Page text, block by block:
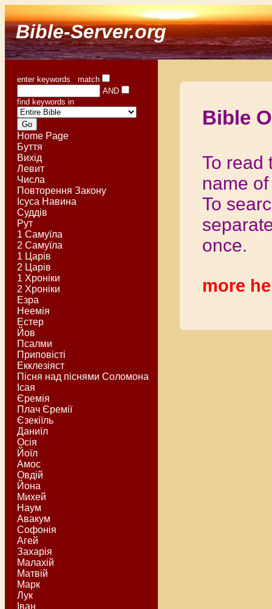
Bible-Server.org
enter keywords match
AND
find keywords in
Home Page
Буття
Вихід
Левит
Числа
Повторення Закону
Ісуса Навина
Суддів
Рут
1 Самуїла
2 Самуїла
1 Царів
2 Царів
1 Хроніки
2 Хроніки
Езра
Неемія
Естер
Йов
Псалми
Приповісті
Екклезіяст
Пісня над піснями Соломона
Ісая
Єремія
Плач Єремії
Єзекіїль
Даниїл
Осія
Йоїл
Амос
Овдій
Йона
Михей
Наум
Авакум
Софонія
Агей
Захарія
Малахій
Матвій
Марк
Лук
Іван
Bible
To read
name
To
once.
more